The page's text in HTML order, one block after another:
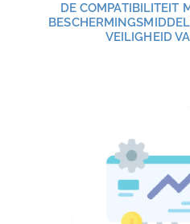
DE COMPATIBILITEIT
VEILIGHEID